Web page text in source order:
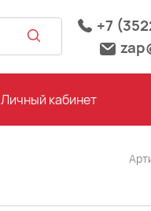
+7
Личный кабинет